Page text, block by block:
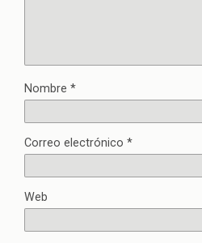
Nombre *
Correo electrónico *
Web